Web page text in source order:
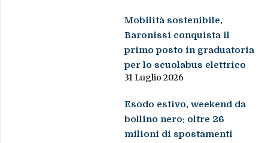
Mobilità sostenibile,
Baronissi conquista il
primo posto in graduatoria
per lo scuolabus elettrico
31 Luglio 2026
Esodo estivo, weekend da
bollino nero: oltre 26
milioni di spostamenti